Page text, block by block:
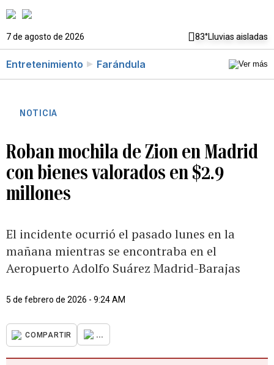
7 de agosto de 2026 83°Lluvias aisladas
Entretenimiento Farándula
NOTICIA
Roban mochila de Zion en Madrid
con bienes valorados en $2.9
millones
El incidente ocurrió el pasado lunes en la
mañana mientras se encontraba en el
Aeropuerto Adolfo Suárez Madrid-Barajas
5 de febrero de 2026 - 9:24 AM
COMPARTIR ...